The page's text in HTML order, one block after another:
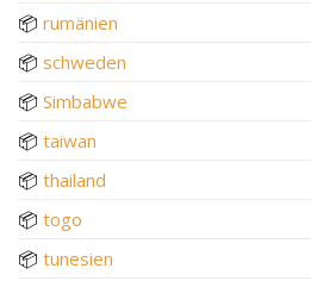
📦 rumänien
📦 schweden
📦 Simbabwe
📦 taiwan
📦 thailand
📦 togo
📦 tunesien